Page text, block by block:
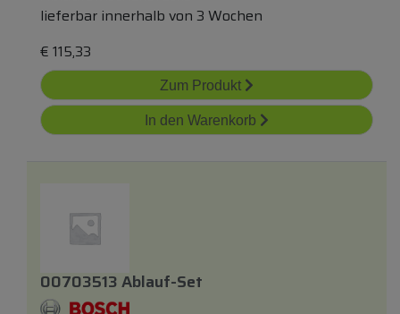
lieferbar innerhalb von 3 Wochen
€ 115,33
Zum Produkt
In den Warenkorb
00703513 Ablauf-Set